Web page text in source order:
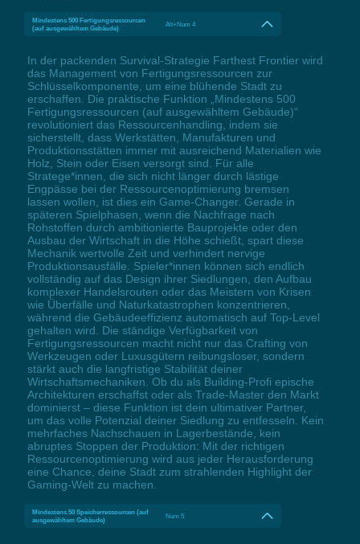
Mindestens 500 Fertigungsressourcen
(auf ausgewähltem Gebäude)
Alt+Num 4
In der packenden Survival-Strategie Farthest Frontier wird
das Management von Fertigungsressourcen zur
Schlüsselkomponente, um eine blühende Stadt zu
erschaffen. Die praktische Funktion „Mindestens 500
Fertigungsressourcen (auf ausgewähltem Gebäude)“
revolutioniert das Ressourcenhandling, indem sie
sicherstellt, dass Werkstätten, Manufakturen und
Produktionsstätten immer mit ausreichend Materialien wie
Holz, Stein oder Eisen versorgt sind. Für alle
Stratege*innen, die sich nicht länger durch lästige
Engpässe bei der Ressourcenoptimierung bremsen
lassen wollen, ist dies ein Game-Changer. Gerade in
späteren Spielphasen, wenn die Nachfrage nach
Rohstoffen durch ambitionierte Bauprojekte oder den
Ausbau der Wirtschaft in die Höhe schießt, spart diese
Mechanik wertvolle Zeit und verhindert nervige
Produktionsausfälle. Spieler*innen können sich endlich
vollständig auf das Design ihrer Siedlungen, den Aufbau
komplexer Handelsrouten oder das Meistern von Krisen
wie Überfälle und Naturkatastrophen konzentrieren,
während die Gebäudeeffizienz automatisch auf Top-Level
gehalten wird. Die ständige Verfügbarkeit von
Fertigungsressourcen macht nicht nur das Crafting von
Werkzeugen oder Luxusgütern reibungsloser, sondern
stärkt auch die langfristige Stabilität deiner
Wirtschaftsmechaniken. Ob du als Building-Profi epische
Architekturen erschaffst oder als Trade-Master den Markt
dominierst – diese Funktion ist dein ultimativer Partner,
um das volle Potenzial deiner Siedlung zu entfesseln. Kein
mehrfaches Nachschauen in Lagerbestände, kein
abruptes Stoppen der Produktion: Mit der richtigen
Ressourcenoptimierung wird aus jeder Herausforderung
eine Chance, deine Stadt zum strahlenden Highlight der
Gaming-Welt zu machen.
Mindestens 50 Speicherressourcen (auf
ausgewähltem Gebäude)
Num 5